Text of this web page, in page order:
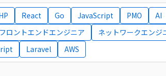
React Go JavaScript PMO AI
フロントエンドエンジニア ネットワークエンジ
Laravel AWS